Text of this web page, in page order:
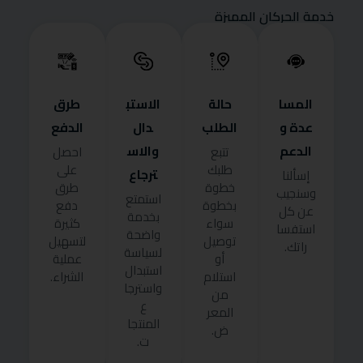
خدمة الحركان المميزة
المسا
عدة و
الدعم
إسألنا
وسنجيب
عن كل
استفسا
راتك.
حالة
الطلب
تتبع
طلبك
خطوة
بخطوة
سواء
توصيل
أو
استلام
من
المعر
ض.
الاستب
دال
والاس
ترجاع
استمتع
بخدمة
واضحة
لسياسة
استبدال
واسترجا
ع
المنتجا
ت.
طرق
الدفع
احصل
على
طرق
دفع
كثيرة
لتسهيل
عملية
الشراء.